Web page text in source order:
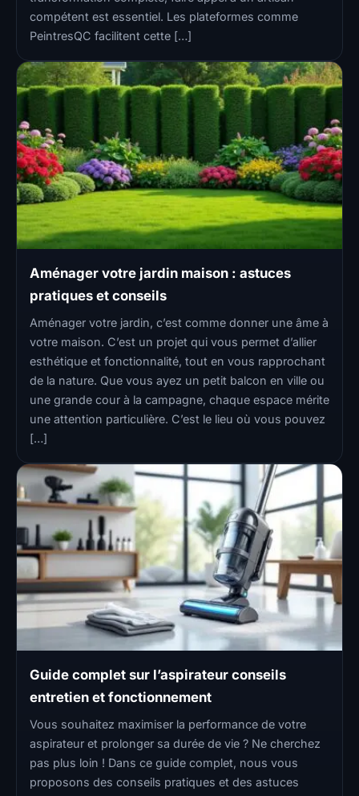
compétent est essentiel. Les plateformes comme
PeintresQC facilitent cette […]
Aménager votre jardin maison : astuces
pratiques et conseils
Aménager votre jardin, c’est comme donner une âme à
votre maison. C’est un projet qui vous permet d’allier
esthétique et fonctionnalité, tout en vous rapprochant
de la nature. Que vous ayez un petit balcon en ville ou
une grande cour à la campagne, chaque espace mérite
une attention particulière. C’est le lieu où vous pouvez
[…]
Guide complet sur l’aspirateur conseils
entretien et fonctionnement
Vous souhaitez maximiser la performance de votre
aspirateur et prolonger sa durée de vie ? Ne cherchez
pas plus loin ! Dans ce guide complet, nous vous
proposons des conseils pratiques et des astuces